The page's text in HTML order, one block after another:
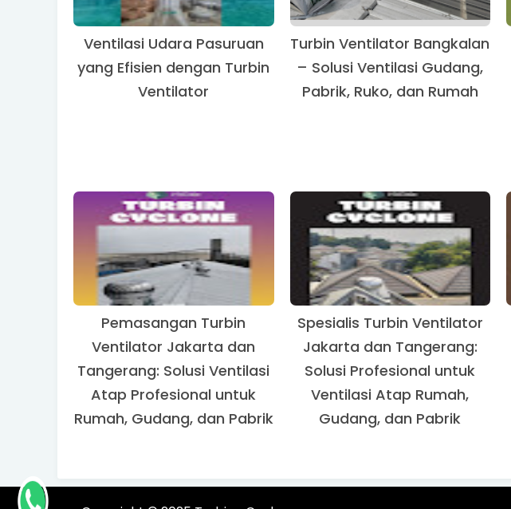
Ventilasi Udara Pasuruan
yang Efisien dengan Turbin
Ventilator
Turbin Ventilator Bangkalan
– Solusi Ventilasi Gudang,
Pabrik, Ruko, dan Rumah
Pemasangan Turbin
Ventilator Jakarta dan
Tangerang: Solusi Ventilasi
Atap Profesional untuk
Rumah, Gudang, dan Pabrik
Spesialis Turbin Ventilator
Jakarta dan Tangerang:
Solusi Profesional untuk
Ventilasi Atap Rumah,
Gudang, dan Pabrik